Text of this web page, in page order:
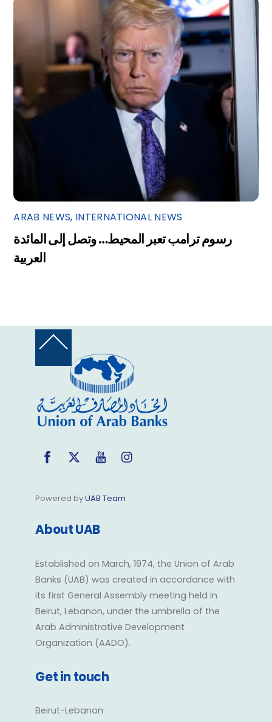
ARAB NEWS, INTERNATIONAL NEWS
رسوم ترامب تعبر المحيط… وتصل إلى المائدة
العربية
Back
Top
Facebook
Twitter YouTube
Powered byUAB Team
About UAB
Established on March, 1974, the Union of Arab
Banks (UAB) was created in accordance with
its first General Assembly meeting held in
Beirut, Lebanon, under the umbrella of the
Arab Administrative Development
Organization (AADO).
Get in touch
Beirut-Lebanon